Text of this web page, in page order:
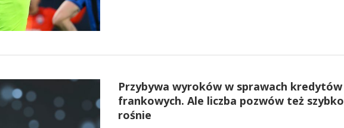
Przybywa wyroków w sprawach kredytów
frankowych. Ale liczba pozwów też szybko
rośnie